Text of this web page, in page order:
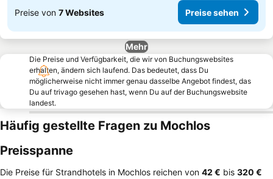
Preise von 7 Websites Preise sehen
Mehr
Die Preise und Verfügbarkeit, die wir von Buchungswebsites
erhalten, ändern sich laufend. Das bedeutet, dass Du
möglicherweise nicht immer genau dasselbe Angebot findest, das
Du auf trivago gesehen hast, wenn Du auf der Buchungswebsite
landest.
Häufig gestellte Fragen zu Mochlos
Preisspanne
Die Preise für Strandhotels in Mochlos reichen von ‎42 € bis ‎320 €